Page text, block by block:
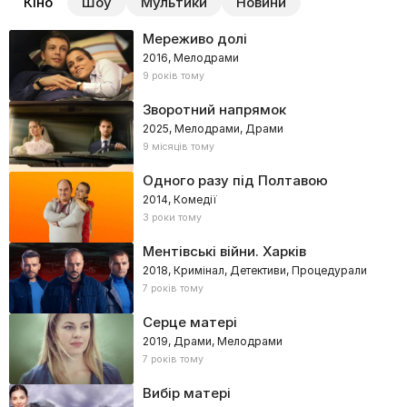
Мереживо долі
2016, Мелодрами
9 років тому
Зворотний напрямок
2025, Мелодрами, Драми
9 місяців тому
Одного разу під Полтавою
2014, Комедії
3 роки тому
Ментівські війни. Харків
2018, Кримінал, Детективи, Процедурали
7 років тому
Серце матері
2019, Драми, Мелодрами
7 років тому
Вибір матері